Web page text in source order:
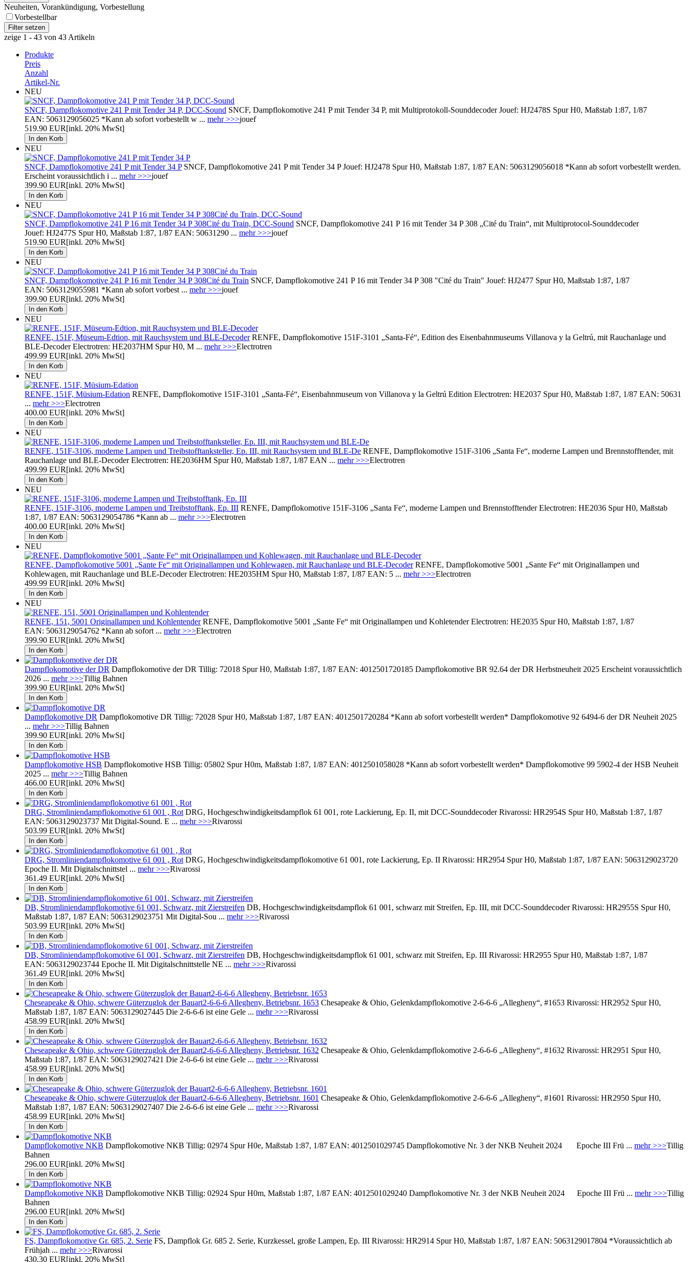
Neuheiten, Vorankündigung, Vorbestellung
Vorbestellbar
zeige 1 - 43 von 43 Artikeln
Produkte
Preis
Anzahl
Artikel-Nr.
NEU
SNCF, Dampflokomotive 241 P mit Tender 34 P, DCC-Sound SNCF, Dampflokomotive 241 P mit Tender 34 P, mit Multiprotokoll-Sounddecoder Jouef: HJ2478S Spur H0, Maßstab 1:87, 1/87
EAN: 5063129056025 *Kann ab sofort vorbestellt w ... mehr >>>jouef
519.90 EUR[inkl. 20% MwSt]
NEU
SNCF, Dampflokomotive 241 P mit Tender 34 PSNCF, Dampflokomotive 241 P mit Tender 34 P Jouef: HJ2478 Spur H0, Maßstab 1:87, 1/87 EAN: 5063129056018 *Kann ab sofort vorbestellt werden.
Erscheint voraussichtlich i ... mehr >>>jouef
399.90 EUR[inkl. 20% MwSt]
NEU
SNCF, Dampflokomotive 241 P 16 mit Tender 34 P 308Cité du Train, DCC-Sound SNCF, Dampflokomotive 241 P 16 mit Tender 34 P 308 „Cité du Train“, mit Multiprotocol-Sounddecoder
Jouef: HJ2477S Spur H0, Maßstab 1:87, 1/87 EAN: 50631290 ... mehr >>>jouef
519.90 EUR[inkl. 20% MwSt]
NEU
SNCF, Dampflokomotive 241 P 16 mit Tender 34 P 308Cité du Train SNCF, Dampflokomotive 241 P 16 mit Tender 34 P 308 "Cité du Train" Jouef: HJ2477 Spur H0, Maßstab 1:87, 1/87
EAN: 5063129055981 *Kann ab sofort vorbest ... mehr >>>jouef
399.90 EUR[inkl. 20% MwSt]
NEU
RENFE, 151F, Müseum-Edtion, mit Rauchsystem und BLE-DecoderRENFE, Dampflokomotive 151F-3101 „Santa-Fé“, Edition des Eisenbahnmuseums Villanova y la Geltrú, mit Rauchanlage und
BLE-Decoder Electrotren: HE2037HM Spur H0, M ... mehr >>>Electrotren
499.99 EUR[inkl. 20% MwSt]
NEU
RENFE, 151F, Müsium-Edation RENFE, Dampflokomotive 151F-3101 „Santa-Fé“, Eisenbahnmuseum von Villanova y la Geltrú Edition Electrotren: HE2037 Spur H0, Maßstab 1:87, 1/87 EAN: 50631
... mehr >>>Electrotren
400.00 EUR[inkl. 20% MwSt]
NEU
RENFE, 151F-3106, moderne Lampen und Treibstofftanksteller, Ep. III, mit Rauchsystem und BLE-De RENFE, Dampflokomotive 151F-3106 „Santa Fe“, moderne Lampen und Brennstofftender, mit
Rauchanlage und BLE-Decoder Electrotren: HE2036HM Spur H0, Maßstab 1:87, 1/87 EAN ... mehr >>>Electrotren
499.99 EUR[inkl. 20% MwSt]
NEU
RENFE, 151F-3106, moderne Lampen und Treibstofftank, Ep. III RENFE, Dampflokomotive 151F-3106 „Santa Fe“, moderne Lampen und Brennstofftender Electrotren: HE2036 Spur H0, Maßstab
1:87, 1/87 EAN: 5063129054786 *Kann ab ... mehr >>>Electrotren
400.00 EUR[inkl. 20% MwSt]
NEU
RENFE, Dampflokomotive 5001 „Sante Fe“ mit Originallampen und Kohlewagen, mit Rauchanlage und BLE-DecoderRENFE, Dampflokomotive 5001 „Sante Fe“ mit Originallampen und
Kohlewagen, mit Rauchanlage und BLE-Decoder Electrotren: HE2035HM Spur H0, Maßstab 1:87, 1/87 EAN: 5 ... mehr >>>Electrotren
499.99 EUR[inkl. 20% MwSt]
NEU
RENFE, 151, 5001 Originallampen und KohlentenderRENFE, Dampflokomotive 5001 „Sante Fe“ mit Originallampen und Kohletender Electrotren: HE2035 Spur H0, Maßstab 1:87, 1/87
EAN: 5063129054762 *Kann ab sofort ... mehr >>>Electrotren
399.90 EUR[inkl. 20% MwSt]
Dampflokomotive der DR Dampflokomotive der DR Tillig: 72018 Spur H0, Maßstab 1:87, 1/87 EAN: 4012501720185 Dampflokomotive BR 92.64 der DR Herbstneuheit 2025 Erscheint voraussichtlich
2026 ... mehr >>>Tillig Bahnen
399.90 EUR[inkl. 20% MwSt]
Dampflokomotive DR Dampflokomotive DR Tillig: 72028 Spur H0, Maßstab 1:87, 1/87 EAN: 4012501720284 *Kann ab sofort vorbestellt werden* Dampflokomotive 92 6494-6 der DR Neuheit 2025
... mehr >>>Tillig Bahnen
399.90 EUR[inkl. 20% MwSt]
Dampflokomotive HSB Dampflokomotive HSB Tillig: 05802 Spur H0m, Maßstab 1:87, 1/87 EAN: 4012501058028 *Kann ab sofort vorbestellt werden* Dampflokomotive 99 5902-4 der HSB Neuheit
2025 ... mehr >>>Tillig Bahnen
466.00 EUR[inkl. 20% MwSt]
DRG, Stromliniendampflokomotive 61 001 , Rot DRG, Hochgeschwindigkeitsdampflok 61 001, rote Lackierung, Ep. II, mit DCC-Sounddecoder Rivarossi: HR2954S Spur H0, Maßstab 1:87, 1/87
EAN: 5063129023737 Mit Digital-Sound. E ... mehr >>>Rivarossi
503.99 EUR[inkl. 20% MwSt]
DRG, Stromliniendampflokomotive 61 001 , Rot DRG, Hochgeschwindigkeitsdampflokomotive 61 001, rote Lackierung, Ep. II Rivarossi: HR2954 Spur H0, Maßstab 1:87, 1/87 EAN: 5063129023720
Epoche II. Mit Digitalschnittstel ... mehr >>>Rivarossi
361.49 EUR[inkl. 20% MwSt]
DB, Stromliniendampflokomotive 61 001, Schwarz, mit Zierstreifen DB, Hochgeschwindigkeitsdampflok 61 001, schwarz mit Streifen, Ep. III, mit DCC-Sounddecoder Rivarossi: HR2955S Spur H0,
Maßstab 1:87, 1/87 EAN: 5063129023751 Mit Digital-Sou ... mehr >>>Rivarossi
503.99 EUR[inkl. 20% MwSt]
DB, Stromliniendampflokomotive 61 001, Schwarz, mit Zierstreifen DB, Hochgeschwindigkeitsdampflok 61 001, schwarz mit Streifen, Ep. III Rivarossi: HR2955 Spur H0, Maßstab 1:87, 1/87
EAN: 5063129023744 Epoche II. Mit Digitalschnittstelle NE ... mehr >>>Rivarossi
361.49 EUR[inkl. 20% MwSt]
Cheseapeake & Ohio, schwere Güterzuglok der Bauart2-6-6-6 Allegheny, Betriebsnr. 1653 Chesapeake & Ohio, Gelenkdampflokomotive 2-6-6-6 „Allegheny“, #1653 Rivarossi: HR2952 Spur H0,
Maßstab 1:87, 1/87 EAN: 5063129027445 Die 2-6-6-6 ist eine Gele ... mehr >>>Rivarossi
458.99 EUR[inkl. 20% MwSt]
Cheseapeake & Ohio, schwere Güterzuglok der Bauart2-6-6-6 Allegheny, Betriebsnr. 1632 Chesapeake & Ohio, Gelenkdampflokomotive 2-6-6-6 „Allegheny“, #1632 Rivarossi: HR2951 Spur H0,
Maßstab 1:87, 1/87 EAN: 5063129027421 Die 2-6-6-6 ist eine Gele ... mehr >>>Rivarossi
458.99 EUR[inkl. 20% MwSt]
Cheseapeake & Ohio, schwere Güterzuglok der Bauart2-6-6-6 Allegheny, Betriebsnr. 1601 Chesapeake & Ohio, Gelenkdampflokomotive 2-6-6-6 „Allegheny“, #1601 Rivarossi: HR2950 Spur H0,
Maßstab 1:87, 1/87 EAN: 5063129027407 Die 2-6-6-6 ist eine Gele ... mehr >>>Rivarossi
458.99 EUR[inkl. 20% MwSt]
Dampflokomotive NKB Dampflokomotive NKB Tillig: 02974 Spur H0e, Maßstab 1:87, 1/87 EAN: 4012501029745 Dampflokomotive Nr. 3 der NKB Neuheit 2024 Epoche III Frü ... mehr >>>Tillig
Bahnen
296.00 EUR[inkl. 20% MwSt]
Dampflokomotive NKB Dampflokomotive NKB Tillig: 02924 Spur H0m, Maßstab 1:87, 1/87 EAN: 4012501029240 Dampflokomotive Nr. 3 der NKB Neuheit 2024 Epoche III Frü ... mehr >>>Tillig
Bahnen
296.00 EUR[inkl. 20% MwSt]
FS, Dampflokomotive Gr. 685, 2. Serie FS, Dampflok Gr. 685 2. Serie, Kurzkessel, große Lampen, Ep. III Rivarossi: HR2914 Spur H0, Maßstab 1:87, 1/87 EAN: 5063129017804 *Voraussichtlich ab
Frühjah ... mehr >>>Rivarossi
430.30 EUR[inkl. 20% MwSt]